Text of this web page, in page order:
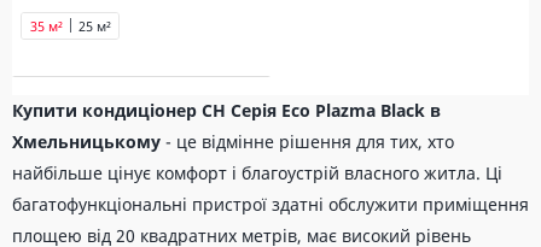
25 м²
35 м²
Купити кондиціонер CH Серія Eco Plazma Black в
Хмельницькому - це відмінне рішення для тих, хто
найбільше цінує комфорт і благоустрій власного житла. Ці
багатофункціональні пристрої здатні обслужити приміщення
площею від 20 квадратних метрів, має високий рівень